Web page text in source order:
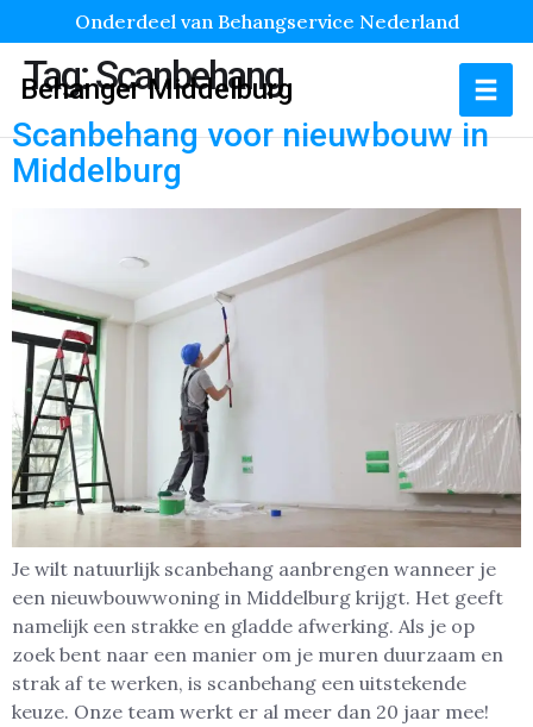
Onderdeel van Behangservice Nederland
Behanger Middelburg
Tag:Scanbehang
Scanbehang voor nieuwbouw in
Middelburg
Je wilt natuurlijk scanbehang aanbrengen wanneer je
een nieuwbouwwoning in Middelburg krijgt. Het geeft
namelijk een strakke en gladde afwerking. Als je op
zoek bent naar een manier om je muren duurzaam en
strak af te werken, is scanbehang een uitstekende
keuze. Onze team werkt er al meer dan 20 jaar mee!